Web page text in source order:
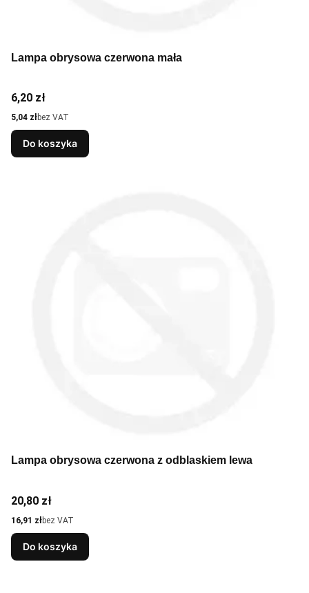
Lampa obrysowa czerwona mała
Cena
6,20 zł
Cena
5,04 złbez VAT
Do koszyka
Lampa obrysowa czerwona z odblaskiem lewa
Cena
20,80 zł
Cena
16,91 złbez VAT
Do koszyka